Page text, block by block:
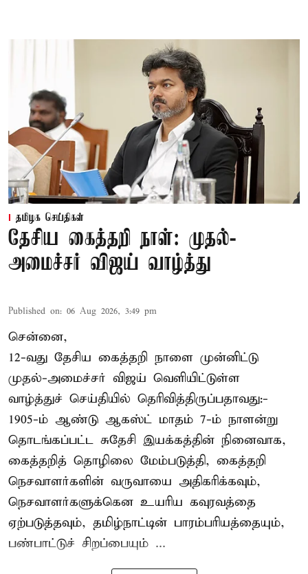
தமிழக செய்திகள்
தேசிய கைத்தறி நாள்: முதல்-
அமைச்சர் விஜய் வாழ்த்து
Published on: 06 Aug 2026, 3:49 pm
சென்னை,
12-வது தேசிய கைத்தறி நாளை முன்னிட்டு
முதல்-அமைச்சர் விஜய் வெளியிட்டுள்ள
வாழ்த்துச் செய்தியில் தெரிவித்திருப்பதாவது:-
1905-ம் ஆண்டு ஆகஸ்ட் மாதம் 7-ம் நாளன்று
தொடங்கப்பட்ட சுதேசி இயக்கத்தின் நினைவாக,
கைத்தறித் தொழிலை மேம்படுத்தி, கைத்தறி
நெசவாளர்களின் வருவாயை அதிகரிக்கவும்,
நெசவாளர்களுக்கென உயரிய கவுரவத்தை
ஏற்படுத்தவும், தமிழ்நாட்டின் பாரம்பரியத்தையும்,
பண்பாட்டுச் சிறப்பையும் ...